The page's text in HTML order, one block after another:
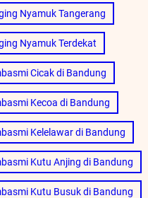
Nyamuk Tangerang
Nyamuk Terdekat
Cicak di Bandung
Kecoa di Bandung
Kelelawar di Bandung
Kutu Anjing di Bandung
Kutu Busuk di Bandung